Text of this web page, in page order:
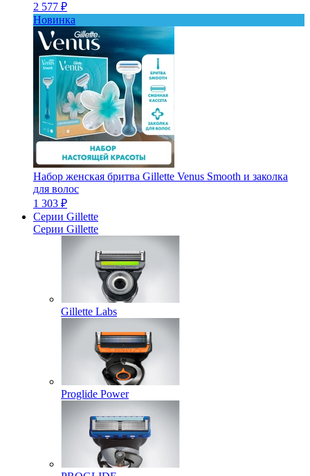
2 577 ₽
Новинка
Набор женская бритва Gillette Venus Smooth и заколка
для волос
1 303 ₽
Серии Gillette
Серии Gillette
Gillette Labs
Proglide Power